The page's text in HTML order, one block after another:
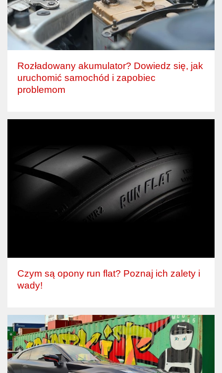
Rozładowany akumulator? Dowiedz się, jak
uruchomić samochód i zapobiec
problemom
Czym są opony run flat? Poznaj ich zalety i
wady!